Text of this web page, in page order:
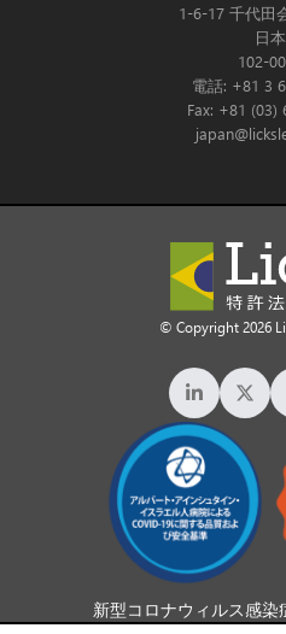
1-6-17 千代田
日本
102-
電話: +81 3
Fax: +81 (03)
© Copyright 2026
新型コロナウィルス感